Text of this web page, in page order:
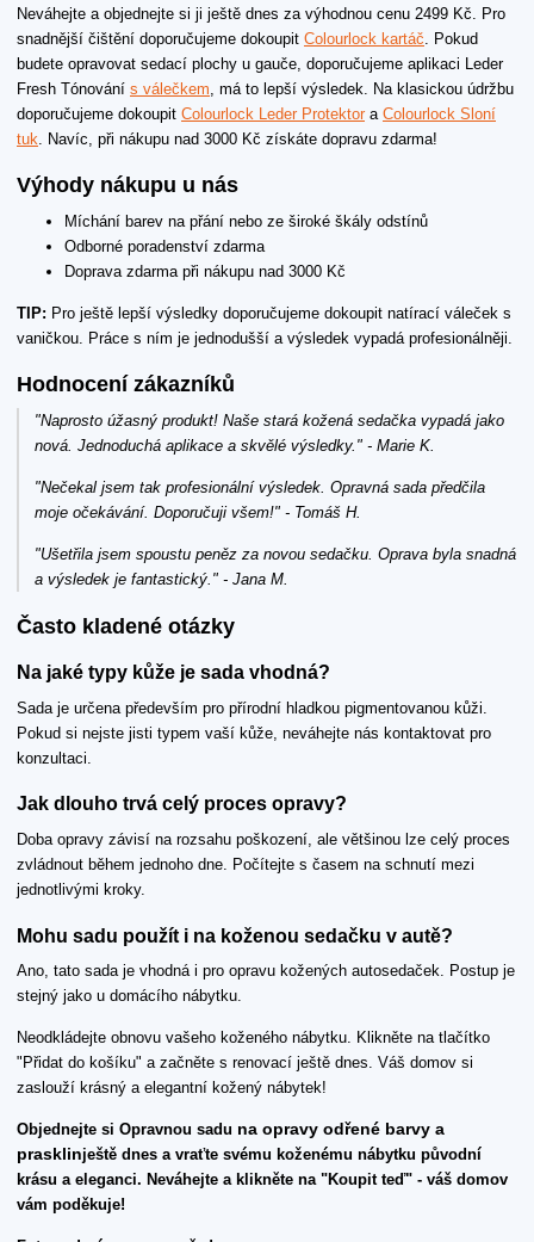
Neváhejte a objednejte si ji ještě dnes za výhodnou cenu 2499 Kč. Pro
snadnější čištění doporučujeme dokoupit Colourlock kartáč . Pokud
budete opravovat sedací plochy u gauče, doporučujeme aplikaci Leder
Fresh Tónování s válečkem , má to lepší výsledek. Na klasickou údržbu
doporučujeme dokoupit Colourlock Leder Protektora Colourlock Sloní
tuk . Navíc, při nákupu nad 3000 Kč získáte dopravu zdarma!
Výhody nákupu u nás
Míchání barev na přání nebo ze široké škály odstínů
Odborné poradenství zdarma
Doprava zdarma při nákupu nad 3000 Kč
TIP: Pro ještě lepší výsledky doporučujeme dokoupit natírací váleček s
vaničkou. Práce s ním je jednodušší a výsledek vypadá profesionálněji.
Hodnocení zákazníků
"Naprosto úžasný produkt! Naše stará kožená sedačka vypadá jako
nová. Jednoduchá aplikace a skvělé výsledky." - Marie K.
"Nečekal jsem tak profesionální výsledek. Opravná sada předčila
moje očekávání. Doporučuji všem!" - Tomáš H.
"Ušetřila jsem spoustu peněz za novou sedačku. Oprava byla snadná
a výsledek je fantastický." - Jana M.
Často kladené otázky
Na jaké typy kůže je sada vhodná?
Sada je určena především pro přírodní hladkou pigmentovanou kůži.
Pokud si nejste jisti typem vaší kůže, neváhejte nás kontaktovat pro
konzultaci.
Jak dlouho trvá celý proces opravy?
Doba opravy závisí na rozsahu poškození, ale většinou lze celý proces
zvládnout během jednoho dne. Počítejte s časem na schnutí mezi
jednotlivými kroky.
Mohu sadu použít i na koženou sedačku v autě?
Ano, tato sada je vhodná i pro opravu kožených autosedaček. Postup je
stejný jako u domácího nábytku.
Neodkládejte obnovu vašeho koženého nábytku. Klikněte na tlačítko
"Přidat do košíku" a začněte s renovací ještě dnes. Váš domov si
zaslouží krásný a elegantní kožený nábytek!
Objednejte si Opravnou sadu na opravy odřené barvy a
prasklinještě dnes a vraťte svému koženému nábytku původní
krásu a eleganci. Neváhejte a klikněte na "Koupit teď" - váš domov
vám poděkuje!